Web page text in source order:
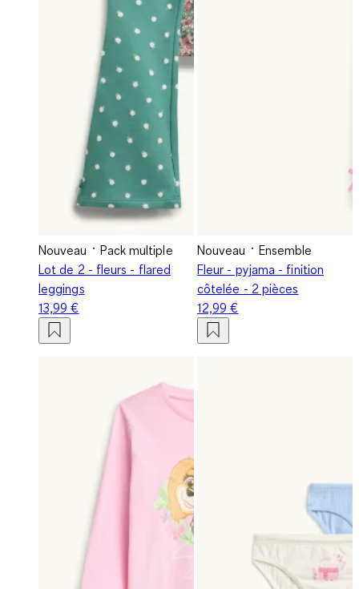
Nouveau
Pack multiple
Lot de 2 - fleurs - flared
leggings
13,99 €
Nouveau
Ensemble
Fleur - pyjama - finition
côtelée - 2 pièces
12,99 €